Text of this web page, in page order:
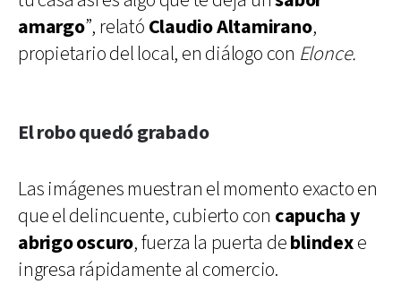
amargo”, relató Claudio Altamirano,
propietario del local, en diálogo con Elonce.
El robo quedó grabado
Las imágenes muestran el momento exacto en
que el delincuente, cubierto con capucha y
abrigo oscuro, fuerza la puerta deblindexe
ingresa rápidamente al comercio.